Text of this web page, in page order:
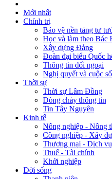
Mới nhất
Chính trị
Bảo vệ nền tảng tư
Học và làm theo Bác
Xây dựng Đảng
Đoàn đại biểu Quốc
Thông tin đối ngoại
Nghị quyết và cuộc
Thời sự
Thời sự Lâm Đồng
Dòng chảy thông tin
Tin Tây Nguyên
Kinh tế
Nông nghiệp - Nông
Công nghiệp - Xây
Thương mại - Dịch vụ
Thuế - Tài chính
Khởi nghiệp
Đời sống